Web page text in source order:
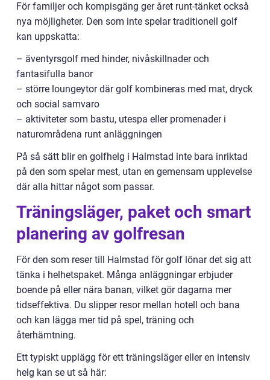
För familjer och kompisgäng ger året runt-tänket också
nya möjligheter. Den som inte spelar traditionell golf
kan uppskatta:
– äventyrsgolf med hinder, nivåskillnader och
fantasifulla banor
– större loungeytor där golf kombineras med mat, dryck
och social samvaro
– aktiviteter som bastu, utespa eller promenader i
naturområdena runt anläggningen
På så sätt blir en golfhelg i Halmstad inte bara inriktad
på den som spelar mest, utan en gemensam upplevelse
där alla hittar något som passar.
Träningsläger, paket och smart
planering av golfresan
För den som reser till Halmstad för golf lönar det sig att
tänka i helhetspaket. Många anläggningar erbjuder
boende på eller nära banan, vilket gör dagarna mer
tidseffektiva. Du slipper resor mellan hotell och bana
och kan lägga mer tid på spel, träning och
återhämtning.
Ett typiskt upplägg för ett träningsläger eller en intensiv
helg kan se ut så här: